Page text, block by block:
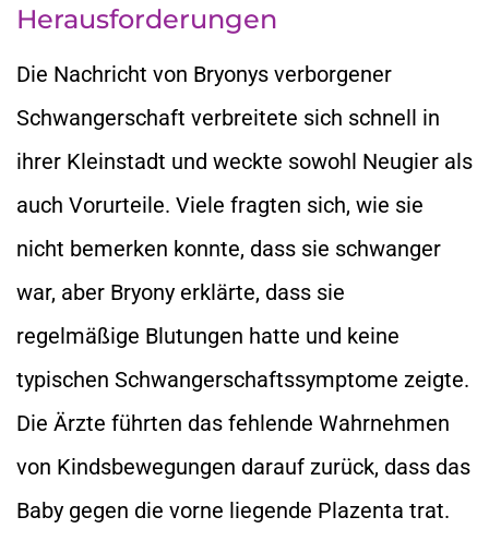
Herausforderungen
Die Nachricht von Bryonys verborgener
Schwangerschaft verbreitete sich schnell in
ihrer Kleinstadt und weckte sowohl Neugier als
auch Vorurteile. Viele fragten sich, wie sie
nicht bemerken konnte, dass sie schwanger
war, aber Bryony erklärte, dass sie
regelmäßige Blutungen hatte und keine
typischen Schwangerschaftssymptome zeigte.
Die Ärzte führten das fehlende Wahrnehmen
von Kindsbewegungen darauf zurück, dass das
Baby gegen die vorne liegende Plazenta trat.